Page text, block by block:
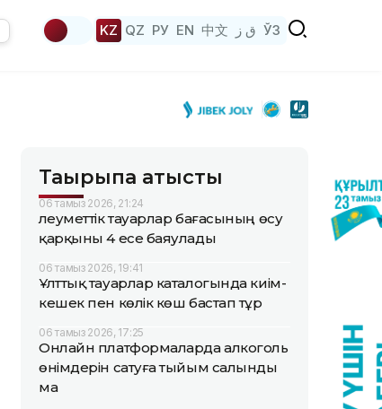
KZ QZ РУ EN 中文 ق ز ЎЗ
Тақырыпқа қатысты
06 тамыз 2026, 21:24
Әлеуметтік тауарлар бағасының өсу
қарқыны 4 есе баяулады
06 тамыз 2026, 19:41
Ұлттық тауарлар каталогында киім-
кешек пен көлік көш бастап тұр
06 тамыз 2026, 17:25
Онлайн платформаларда алкоголь
өнімдерін сатуға тыйым салынды
ма